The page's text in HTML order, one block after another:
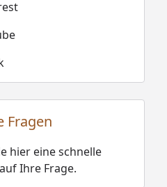
Fragen
hier eine schnelle
Ihre Frage.